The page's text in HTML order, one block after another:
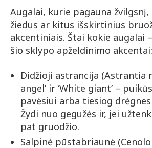
Augalai, kurie pagauna
žiedus ar kitus išskirtinius
akcentiniais. Štai kokie augalai
šio sklypo apželdinimo akcentai:
Didžioji astrancija (Astrantia
angel’ ir ‘White giant’ –
pavėsiui arba tiesiog
Žydi nuo gegužės ir, jei
pat gruodžio.
Salpinė pūstabriaunė